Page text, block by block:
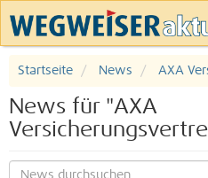
Startseite News AXA
News für "AXA